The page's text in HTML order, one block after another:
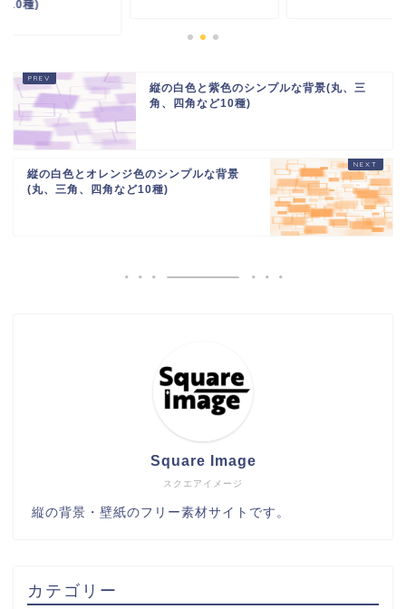
(10種)
縦の白色と紫色のシンプルな背景(丸、三
角、四角など10種)
縦の白色とオレンジ色のシンプルな背景
(丸、三角、四角など10種)
スクエアイメージ
Square Image
縦の背景・壁紙のフリー素材サイトです。
カテゴリー